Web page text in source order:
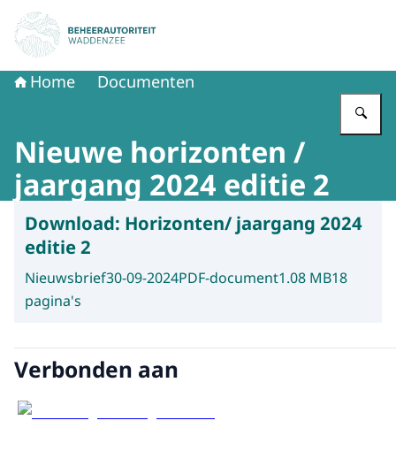
Naar de homepage van Beheerautoriteit Waddenzee
Home Documenten
Nieuwe horizonten /
jaargang 2024 editie 2
Download: Horizonten/ jaargang 2024
editie 2
Nieuwsbrief30-09-2024PDF-document1.08 MB18
pagina's
Verbonden aan